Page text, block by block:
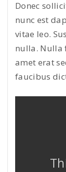
Donec
nunc est
vitae leo.
nulla. Nulla
amet erat
faucibus